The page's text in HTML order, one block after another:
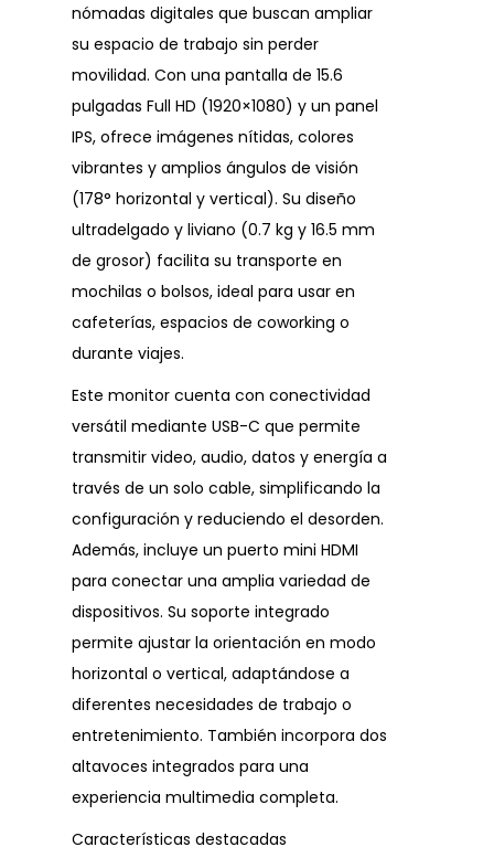
nómadas digitales que buscan ampliar
su espacio de trabajo sin perder
movilidad. Con una pantalla de 15.6
pulgadas Full HD (1920×1080) y un panel
IPS, ofrece imágenes nítidas, colores
vibrantes y amplios ángulos de visión
(178° horizontal y vertical). Su diseño
ultradelgado y liviano (0.7 kg y 16.5 mm
de grosor) facilita su transporte en
mochilas o bolsos, ideal para usar en
cafeterías, espacios de coworking o
durante viajes.
Este monitor cuenta con conectividad
versátil mediante USB-C que permite
transmitir video, audio, datos y energía a
través de un solo cable, simplificando la
configuración y reduciendo el desorden.
Además, incluye un puerto mini HDMI
para conectar una amplia variedad de
dispositivos. Su soporte integrado
permite ajustar la orientación en modo
horizontal o vertical, adaptándose a
diferentes necesidades de trabajo o
entretenimiento. También incorpora dos
altavoces integrados para una
experiencia multimedia completa.
Características destacadas